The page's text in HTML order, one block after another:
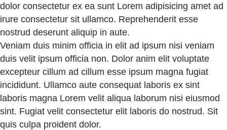
dolor consectetur ex ea sunt Lorem adipisicing amet ad
irure consectetur sit ullamco. Reprehenderit esse
nostrud deserunt aliquip in aute.
Veniam duis minim officia in elit ad ipsum nisi veniam
duis velit ipsum officia non. Dolor anim elit voluptate
excepteur cillum ad cillum esse ipsum magna fugiat
incididunt. Ullamco aute consequat laboris ex sint
laboris magna Lorem velit aliqua laborum nisi eiusmod
sint. Fugiat velit consectetur elit laboris do nostrud. Sit
quis culpa proident dolor.